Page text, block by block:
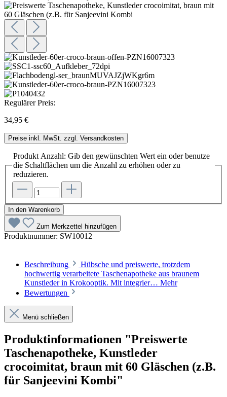
Regulärer Preis:
34,95 €
Preise inkl. MwSt. zzgl. Versandkosten
Produkt Anzahl: Gib den gewünschten Wert ein oder benutze
die Schaltflächen um die Anzahl zu erhöhen oder zu
reduzieren.
In den Warenkorb
Zum Merkzettel hinzufügen
Produktnummer: SW10012
Beschreibung
Hübsche und preiswerte, trotzdem
hochwertig verarbeitete Taschenapotheke aus braunem
Kunstleder in Krokooptik. Mit integrier… Mehr
Bewertungen
Menü schließen
Produktinformationen "Preiswerte
Taschenapotheke, Kunstleder
crocoimitat, braun mit 60 Gläschen (z.B.
für Sanjeevini Kombi"